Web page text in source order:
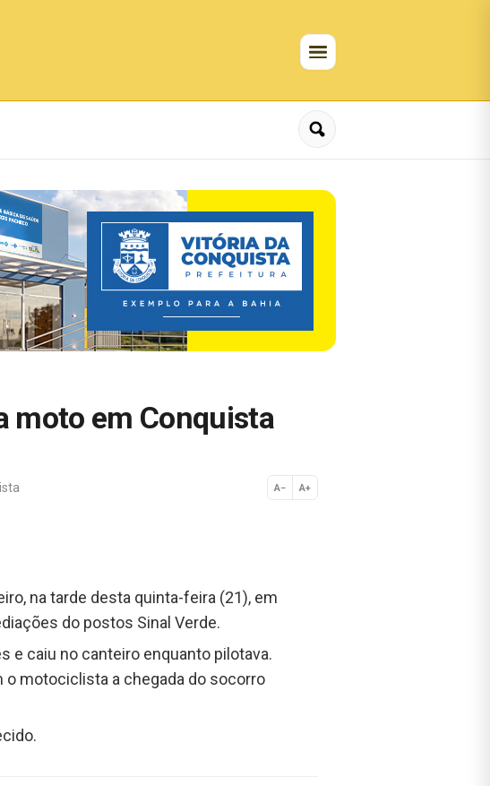
moto em Conquista
A− A+
Normal
na tarde desta quinta-feira (21), em
do postos Sinal Verde.
e caiu no canteiro enquanto pilotava.
o motociclista a chegada do socorro